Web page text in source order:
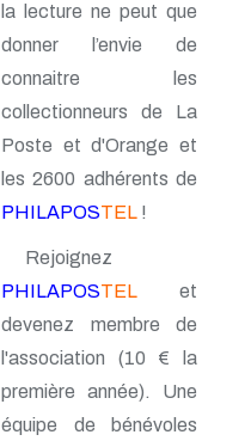
la lecture ne peut que
donner l’envie de
connaitre les
collectionneurs de La
Poste et d'Orange et
les 2600 adhérents de
PHILAPOSTEL !
Rejoignez
PHILAPOSTEL et
devenez membre de
l'association (10 € la
première année). Une
équipe de bénévoles